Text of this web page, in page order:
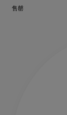
售罄